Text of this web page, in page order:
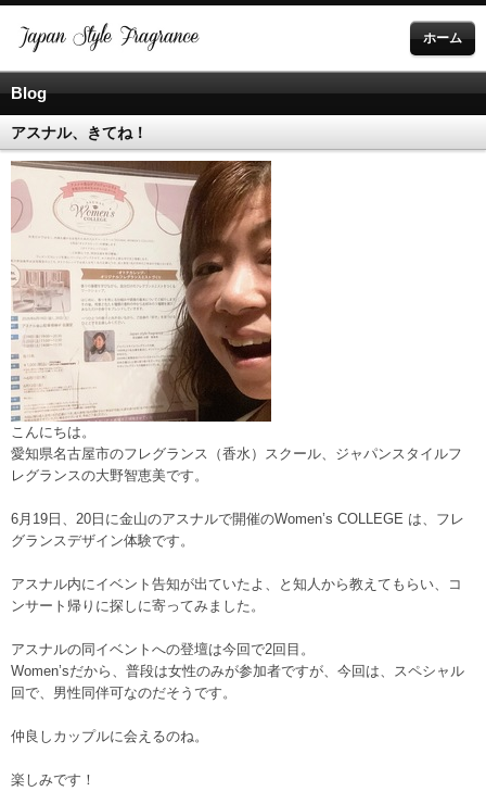
ホーム
Blog
アスナル、きてね！
こんにちは。
愛知県名古屋市のフレグランス（香水）スクール、ジャパンスタイルフ
レグランスの大野智恵美です。
6月19日、20日に金山のアスナルで開催のWomen’s COLLEGE は、フレ
グランスデザイン体験です。
アスナル内にイベント告知が出ていたよ、と知人から教えてもらい、コ
ンサート帰りに探しに寄ってみました。
アスナルの同イベントへの登壇は今回で2回目。
Women’sだから、普段は女性のみが参加者ですが、今回は、スペシャル
回で、男性同伴可なのだそうです。
仲良しカップルに会えるのね。
楽しみです！